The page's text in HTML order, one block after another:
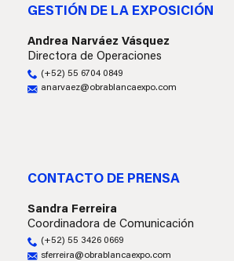
GESTIÓN DE LA EXPOSICIÓN
Andrea Narváez Vásquez
Directora de Operaciones
(+52) 55 6704 0849
anarvaez@obrablancaexpo.com
CONTACTO DE PRENSA
Sandra Ferreira
Coordinadora de Comunicación
(+52) 55 3426 0669
sferreira@obrablancaexpo.com